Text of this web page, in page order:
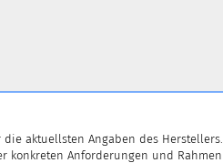
aktuellsten Angaben des Herstellers.
Anforderungen und